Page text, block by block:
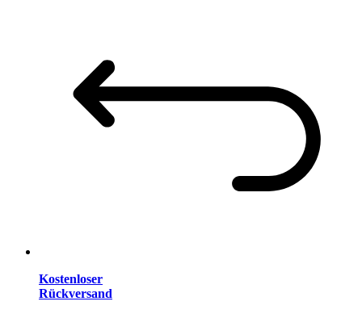
Kostenloser
Rückversand